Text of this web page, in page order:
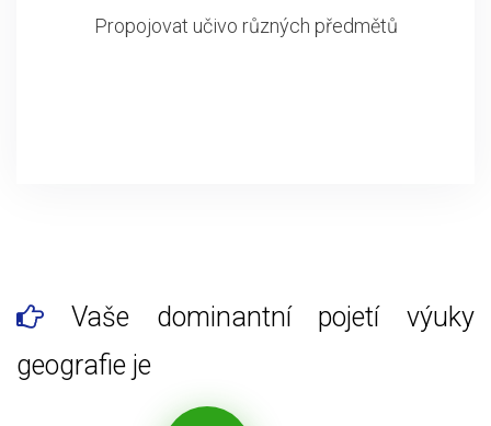
Propojovat učivo různých předmětů
Vaše dominantní pojetí výuky
geografie je